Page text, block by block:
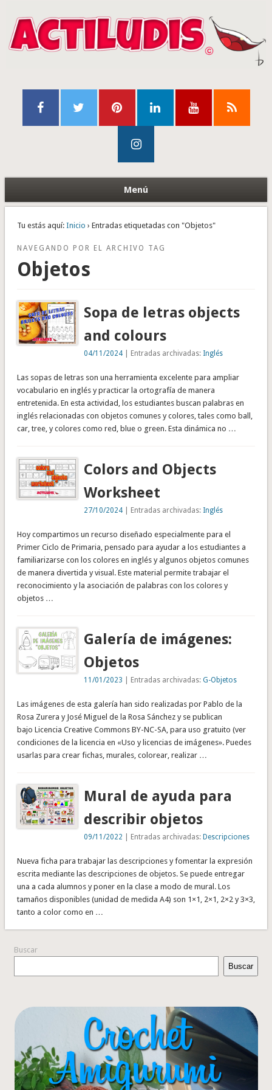
Menú
Tu estás aquí: Inicio › Entradas etiquetadas con "Objetos"
NAVEGANDO POR EL ARCHIVO TAG
Objetos
Sopa de letras objects
and colours
04/11/2024 | Entradas archivadas: Inglés
Las sopas de letras son una herramienta excelente para ampliar
vocabulario en inglés y practicar la ortografía de manera
entretenida. En esta actividad, los estudiantes buscan palabras en
inglés relacionadas con objetos comunes y colores, tales como ball,
car, tree, y colores como red, blue o green. Esta dinámica no …
Colors and Objects
Worksheet
27/10/2024 | Entradas archivadas: Inglés
Hoy compartimos un recurso diseñado especialmente para el
Primer Ciclo de Primaria, pensado para ayudar a los estudiantes a
familiarizarse con los colores en inglés y algunos objetos comunes
de manera divertida y visual. Este material permite trabajar el
reconocimiento y la asociación de palabras con los colores y
objetos …
Galería de imágenes:
Objetos
11/01/2023 | Entradas archivadas:G-Objetos
Las imágenes de esta galería han sido realizadas por Pablo de la
Rosa Zurera y José Miguel de la Rosa Sánchez y se publican
bajo Licencia Creative Commons BY-NC-SA, para uso gratuito (ver
condiciones de la licencia en «Uso y licencias de imágenes». Puedes
usarlas para crear fichas, murales, colorear, realizar …
Mural de ayuda para
describir objetos
09/11/2022 | Entradas archivadas:Descripciones
Nueva ficha para trabajar las descripciones y fomentar la expresión
escrita mediante las descripciones de objetos. Se puede entregar
una a cada alumnos y poner en la clase a modo de mural. Los
tamaños disponibles (unidad de medida A4) son 1×1, 2×1, 2×2 y 3×3,
tanto a color como en …
Buscar
Buscar